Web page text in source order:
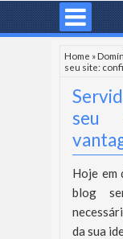
Home »
seu site:
seu
Hoje em
blog
da sua